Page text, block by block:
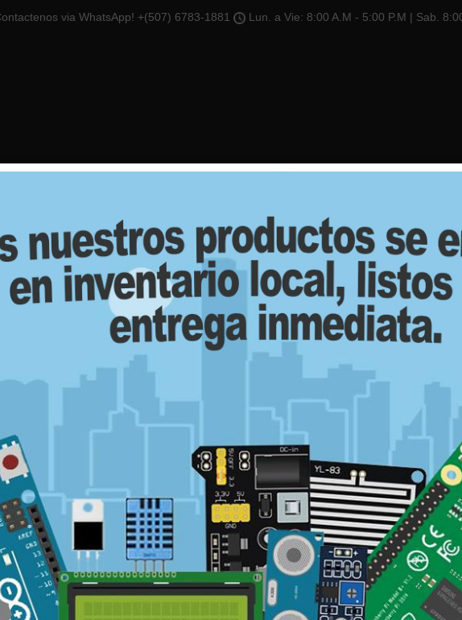
via WhatsApp! +(507) 6783-1881
Lun. a Vie: 8:00 A.M - 5:00 P.M | Sab.